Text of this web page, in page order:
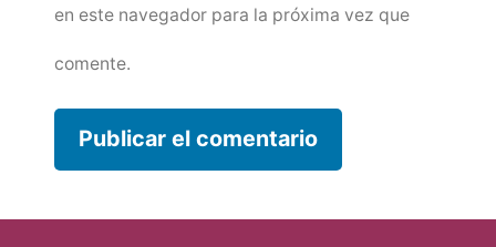
en este navegador para la próxima vez que
comente.